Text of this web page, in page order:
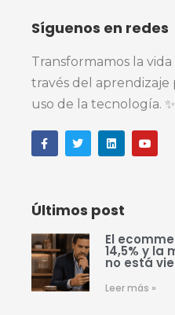
Síguenos en redes
Transformamos la vida
través del
uso de la tecnología. ✨
Últimos post
El
14,5% y la
no está
Leer más »